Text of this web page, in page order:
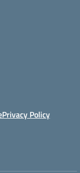
Privacy Policy